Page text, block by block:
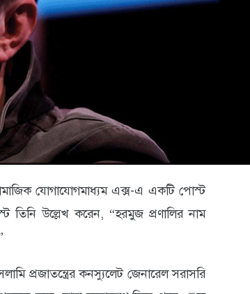
যোগাযোগমাধ্যম এক্স-এ একটি পোস্ট
তিনি উল্লেখ করেন, “হরমুজ প্রণালির নাম
প্রজাতন্ত্রের কনস্যুলেট জেনারেল সরাসরি